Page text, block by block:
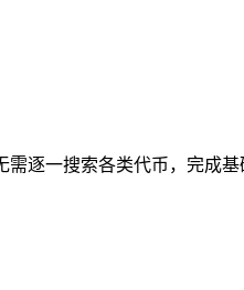
逐一搜索各类代币，完成